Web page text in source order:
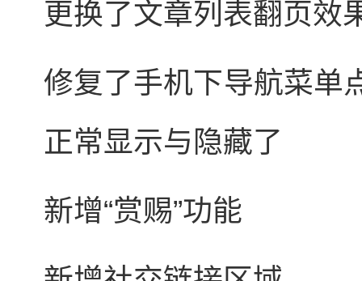
更换了文章列表翻页效
修复了手机下导航菜单
正常显示与隐藏了
新增“赏赐”功能